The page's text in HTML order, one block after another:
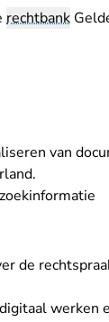
rechtbank
van
de
werken